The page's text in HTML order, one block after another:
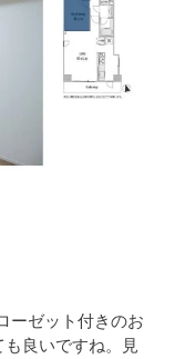
ーゼット付きのお
良いですね。見